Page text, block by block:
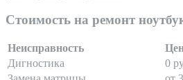
Стоимость на ремонт
Неисправность
Дигностика
0